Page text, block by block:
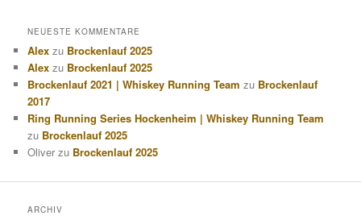
NEUESTE KOMMENTARE
Alex zu Brockenlauf 2025
Alex zu Brockenlauf 2025
Brockenlauf 2021 | Whiskey Running Team zu Brockenlauf
2017
Ring Running Series Hockenheim | Whiskey Running Team
zu Brockenlauf 2025
Oliver zu Brockenlauf 2025
ARCHIV